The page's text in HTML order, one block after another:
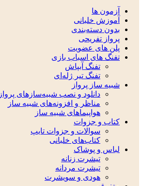
آزمون ها
آموزش خلبانی
بدون دسته‌بندی
پرواز تفریحی
پلن های عضویت
تفنگ های اسباب بازی
تفنگ آبپاش
تفنگ تیر ژله‌ای
شبیه ساز پرواز
دانلود و نصب شبیه‌سازهای پرواز
مناظر و افزونه‌های شبیه ساز
هواپیماهای شبیه ساز
کتاب و جزوات
سوالات و جزوات تایپ
کتاب‌های خلبانی
لباس و پوشاک
تیشرت زنانه
تیشرت مردانه
هودی و سویشرت